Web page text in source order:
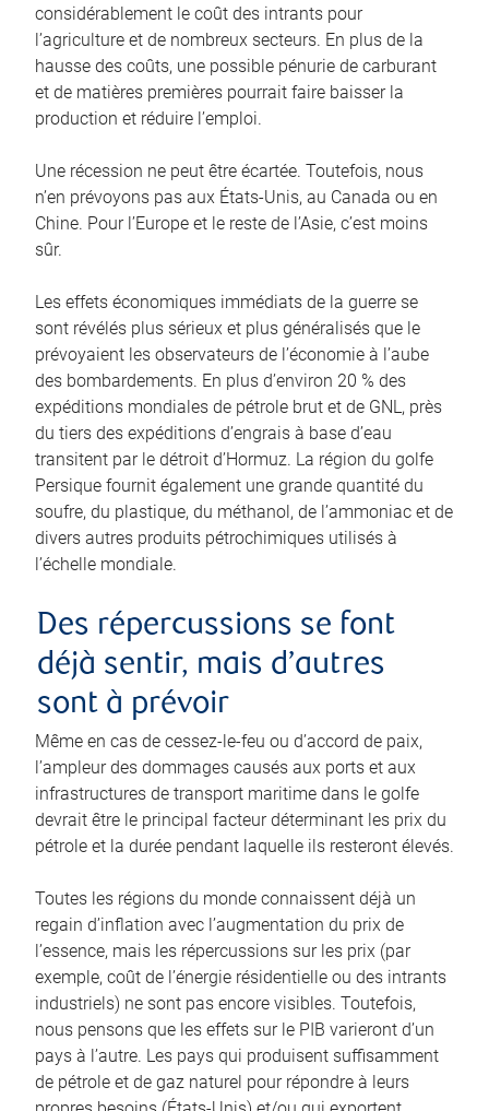
considérablement le coût des intrants pour
l’agriculture et de nombreux secteurs. En plus de la
hausse des coûts, une possible pénurie de carburant
et de matières premières pourrait faire baisser la
production et réduire l’emploi.
Une récession ne peut être écartée. Toutefois, nous
n’en prévoyons pas aux États‑Unis, au Canada ou en
Chine. Pour l’Europe et le reste de l’Asie, c’est moins
sûr.
Les effets économiques immédiats de la guerre se
sont révélés plus sérieux et plus généralisés que le
prévoyaient les observateurs de l’économie à l’aube
des bombardements. En plus d’environ 20 % des
expéditions mondiales de pétrole brut et de GNL, près
du tiers des expéditions d’engrais à base d’eau
transitent par le détroit d’Hormuz. La région du golfe
Persique fournit également une grande quantité du
soufre, du plastique, du méthanol, de l’ammoniac et de
divers autres produits pétrochimiques utilisés à
l’échelle mondiale.
Des répercussions se font
déjà sentir, mais d’autres
sont à prévoir
Même en cas de cessez-le-feu ou d’accord de paix,
l’ampleur des dommages causés aux ports et aux
infrastructures de transport maritime dans le golfe
devrait être le principal facteur déterminant les prix du
pétrole et la durée pendant laquelle ils resteront élevés.
Toutes les régions du monde connaissent déjà un
regain d’inflation avec l’augmentation du prix de
l’essence, mais les répercussions sur les prix (par
exemple, coût de l’énergie résidentielle ou des intrants
industriels) ne sont pas encore visibles. Toutefois,
nous pensons que les effets sur le PIB varieront d’un
pays à l’autre. Les pays qui produisent suffisamment
de pétrole et de gaz naturel pour répondre à leurs